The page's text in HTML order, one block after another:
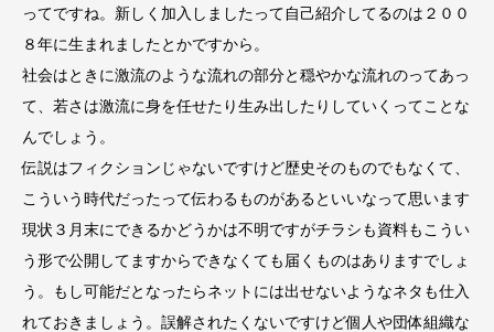
ってですね。新しく加入しましたって自己紹介してるのは２００
８年に生まれましたとかですから。
社会はときに激流のような流れの部分と穏やかな流れのってあっ
て、若さは激流に身を任せたり生み出したりしていくってことな
んでしょう。
伝説はフィクションじゃないですけど歴史そのものでもなくて、
こういう時代だったって伝わるものがあるといいなって思います
現状３月末にできるかどうかは不明ですがチラシも資料もこうい
う形で公開してますからできなくても届くものはありますでしょ
う。もし可能だとなったらネットには出せないようなネタも仕入
れておきましょう。誤解されたくないですけど個人や団体組織な